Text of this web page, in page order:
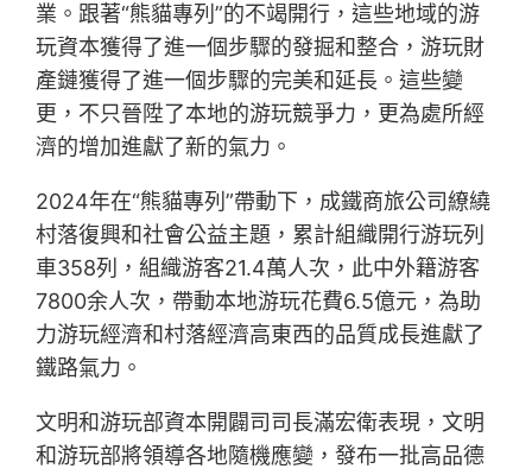
業。跟著“熊貓專列”的不竭開行，這些地域的游
玩資本獲得了進一個步驟的發掘和整合，游玩財
產鏈獲得了進一個步驟的完美和延長。這些變
更，不只晉陞了本地的游玩競爭力，更為處所經
濟的增加進獻了新的氣力。
2024年在“熊貓專列”帶動下，成鐵商旅公司繚繞
村落復興和社會公益主題，累計組織開行游玩列
車358列，組織游客21.4萬人次，此中外籍游客
7800余人次，帶動本地游玩花費6.5億元，為助
力游玩經濟和村落經濟高東西的品質成長進獻了
鐵路氣力。
文明和游玩部資本開闢司司長滿宏衛表現，文明
和游玩部將領導各地隨機應變，發布一批高品德